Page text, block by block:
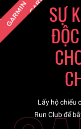
SỰ
Lấy hộ chiếu
Run Club để